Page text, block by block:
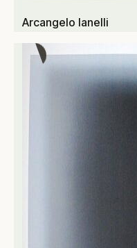
Arcangelo Ianelli